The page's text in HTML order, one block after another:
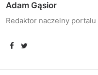
Adam Gąsior
Redaktor naczelny